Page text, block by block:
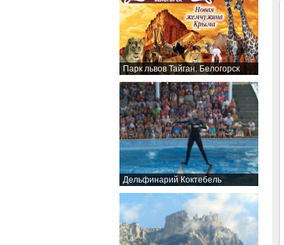
Парк львов Тайган. Белогорск
Дельфинарий Коктебель